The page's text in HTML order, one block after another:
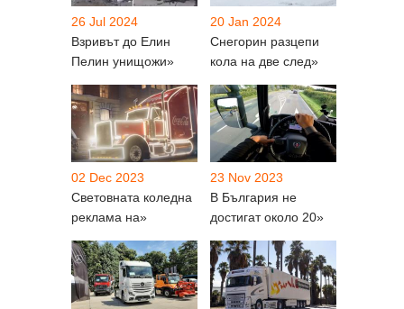
26 Jul 2024
Взривът до Елин
Пелин унищожи»
20 Jan 2024
Снегорин разцепи
кола на две след»
02 Dec 2023
Световната коледна
реклама на»
23 Nov 2023
В България не
достигат около 20»